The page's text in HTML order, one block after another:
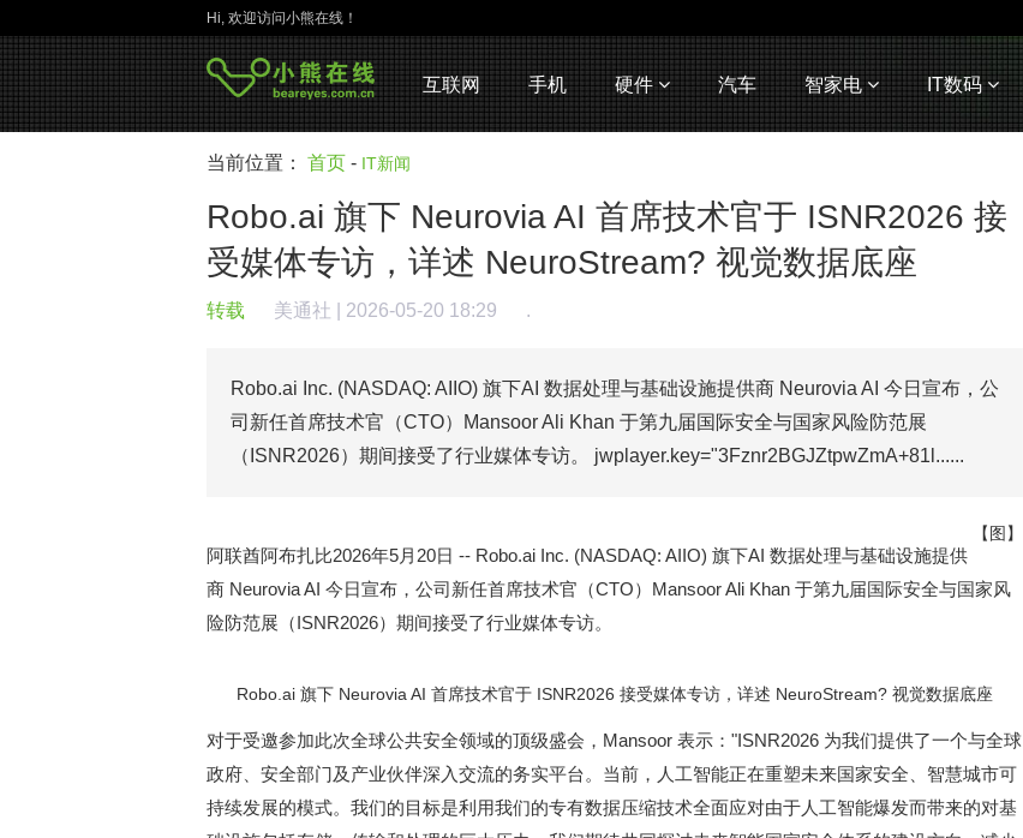
Hi, 欢迎访问小熊在线！
互联网 手机 硬件 汽车 智家电 IT数码
当前位置： 首页 - IT新闻
Robo.ai 旗下 Neurovia AI 首席技术官于 ISNR2026 接
受媒体专访，详述 NeuroStream? 视觉数据底座
转载 美通社 | 2026-05-20 18:29 .
Robo.ai Inc. (NASDAQ: AIIO) 旗下AI 数据处理与基础设施提供商 Neurovia AI 今日宣布，公
司新任首席技术官（CTO）Mansoor Ali Khan 于第九届国际安全与国家风险防范展
（ISNR2026）期间接受了行业媒体专访。 jwplayer.key="3Fznr2BGJZtpwZmA+81l......
【图】
阿联酋阿布扎比2026年5月20日 -- Robo.ai Inc. (NASDAQ: AIIO) 旗下AI 数据处理与基础设施提供
商 Neurovia AI 今日宣布，公司新任首席技术官（CTO）Mansoor Ali Khan 于第九届国际安全与国家风
险防范展（ISNR2026）期间接受了行业媒体专访。
Robo.ai 旗下 Neurovia AI 首席技术官于 ISNR2026 接受媒体专访，详述 NeuroStream? 视觉数据底座
对于受邀参加此次全球公共安全领域的顶级盛会，Mansoor 表示："ISNR2026 为我们提供了一个与全球
政府、安全部门及产业伙伴深入交流的务实平台。当前，人工智能正在重塑未来国家安全、智慧城市可
持续发展的模式。我们的目标是利用我们的专有数据压缩技术全面应对由于人工智能爆发而带来的对基